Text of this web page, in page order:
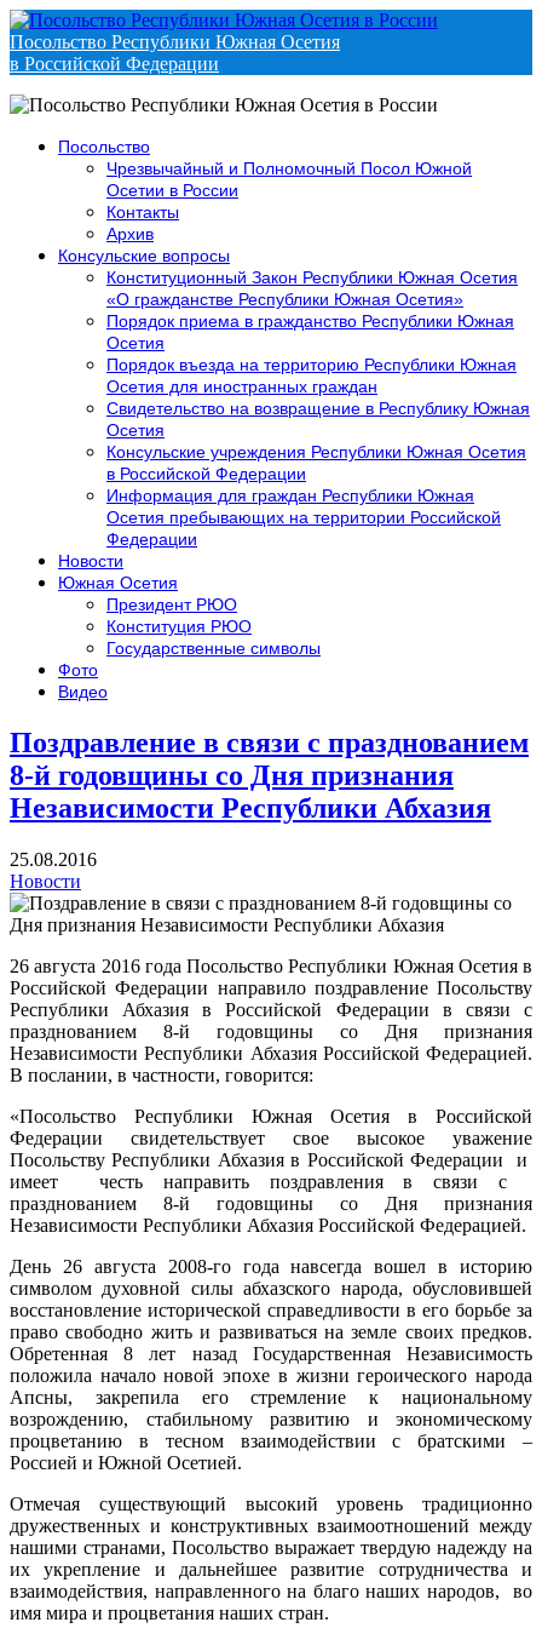
Посольство Республики Южная Осетия
в Российской Федерации
Посольство
Чрезвычайный и Полномочный Посол Южной
Осетии в России
Контакты
Архив
Консульские вопросы
Конституционный Закон Республики Южная Осетия
«О гражданстве Республики Южная Осетия»
Порядок приема в гражданство Республики Южная
Осетия
Порядок въезда на территорию Республики Южная
Осетия для иностранных граждан
Свидетельство на возвращение в Республику Южная
Осетия
Консульские учреждения Республики Южная Осетия
в Российской Федерации
Информация для граждан Республики Южная
Осетия пребывающих на территории Российской
Федерации
Новости
Южная Осетия
Президент РЮО
Конституция РЮО
Государственные символы
Фото
Видео
Поздравление в связи с празднованием
8-й годовщины со Дня признания
Независимости Республики Абхазия
25.08.2016
Новости
26 августа 2016 года Посольство Республики Южная Осетия в
Российской Федерации направило поздравление Посольству
Республики Абхазия в Российской Федерации в связи с
празднованием 8-й годовщины со Дня признания
Независимости Республики Абхазия Российской Федерацией.
В послании, в частности, говорится:
«Посольство Республики Южная Осетия в Российской
Федерации свидетельствует свое высокое уважение
Посольству Республики Абхазия в Российской Федерации и
имеет честь направить поздравления в связи с
празднованием 8-й годовщины со Дня признания
Независимости Республики Абхазия Российской Федерацией.
День 26 августа 2008-го года навсегда вошел в историю
символом духовной силы абхазского народа, обусловившей
восстановление исторической справедливости в его борьбе за
право свободно жить и развиваться на земле своих предков.
Обретенная 8 лет назад Государственная Независимость
положила начало новой эпохе в жизни героического народа
Апсны, закрепила его стремление к национальному
возрождению, стабильному развитию и экономическому
процветанию в тесном взаимодействии с братскими –
Россией и Южной Осетией.
Отмечая существующий высокий уровень традиционно
дружественных и конструктивных взаимоотношений между
нашими странами, Посольство выражает твердую надежду на
их укрепление и дальнейшее развитие сотрудничества и
взаимодействия, направленного на благо наших народов, во
имя мира и процветания наших стран.